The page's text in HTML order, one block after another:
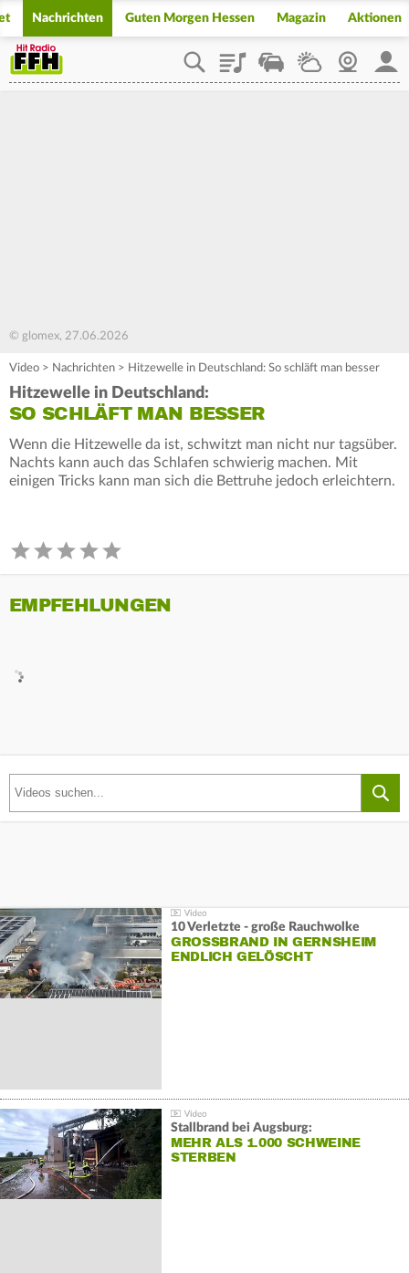
Nachrichten Guten Morgen Hessen Magazin Aktionen
PlaylistStaupilotWetterWebcam
© glomex, 27.06.2026
Video > Nachrichten > Hitzewelle in Deutschland: So schläft man besser
Hitzewelle in Deutschland:
SO SCHLÄFT MAN BESSER
Wenn die Hitzewelle da ist, schwitzt man nicht nur tagsüber.
Nachts kann auch das Schlafen schwierig machen. Mit
einigen Tricks kann man sich die Bettruhe jedoch erleichtern.
EMPFEHLUNGEN
10 Verletzte - große Rauchwolke
GROSSBRAND IN GERNSHEIM E
NDLICH GELÖSCHT
Stallbrand bei Augsburg:
MEHR ALS 1.000 SCHWEINE
STERBEN